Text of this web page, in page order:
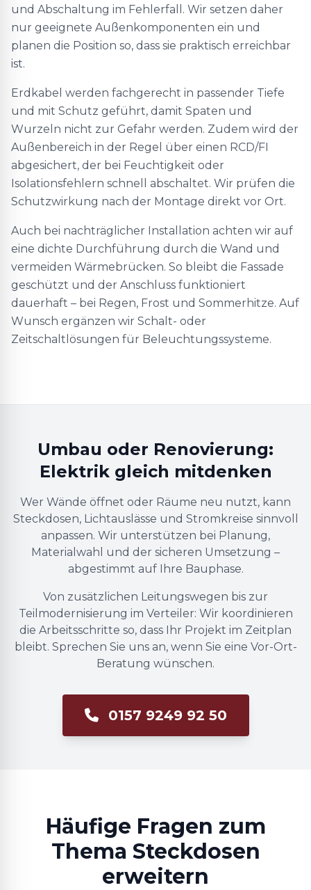
und Abschaltung im Fehlerfall. Wir setzen daher
nur geeignete Außenkomponenten ein und
planen die Position so, dass sie praktisch erreichbar
ist.
Erdkabel werden fachgerecht in passender Tiefe
und mit Schutz geführt, damit Spaten und
Wurzeln nicht zur Gefahr werden. Zudem wird der
Außenbereich in der Regel über einen RCD/FI
abgesichert, der bei Feuchtigkeit oder
Isolationsfehlern schnell abschaltet. Wir prüfen die
Schutzwirkung nach der Montage direkt vor Ort.
Auch bei nachträglicher Installation achten wir auf
eine dichte Durchführung durch die Wand und
vermeiden Wärmebrücken. So bleibt die Fassade
geschützt und der Anschluss funktioniert
dauerhaft – bei Regen, Frost und Sommerhitze. Auf
Wunsch ergänzen wir Schalt- oder
Zeitschaltlösungen für Beleuchtungssysteme.
Umbau oder Renovierung:
Elektrik gleich mitdenken
Wer Wände öffnet oder Räume neu nutzt, kann
Steckdosen, Lichtauslässe und Stromkreise sinnvoll
anpassen. Wir unterstützen bei Planung,
Materialwahl und der sicheren Umsetzung –
abgestimmt auf Ihre Bauphase.
Von zusätzlichen Leitungswegen bis zur
Teilmodernisierung im Verteiler: Wir koordinieren
die Arbeitsschritte so, dass Ihr Projekt im Zeitplan
bleibt. Sprechen Sie uns an, wenn Sie eine Vor-Ort-
Beratung wünschen.
0157 9249 92 50
Häufige Fragen zum
Thema Steckdosen
erweitern